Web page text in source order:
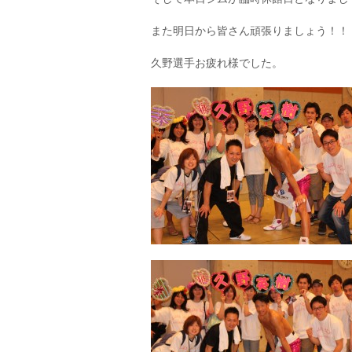
また明日から皆さん頑張りましょう！！
久野選手お疲れ様でした。